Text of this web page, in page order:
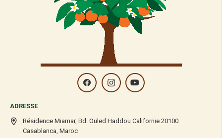
ADRESSE
Résidence Miamar, Bd. Ouled Haddou Californie 20100
Casablanca, Maroc